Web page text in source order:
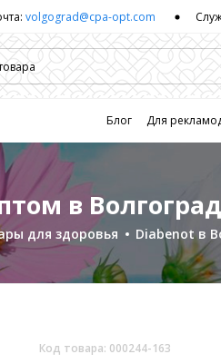
volgograd@cpa-opt.com
Блог Для
для здоровья Diabenot в
в
Код товара: 000244-163